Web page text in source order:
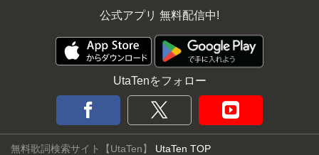
公式アプリ 無料配信中!
UtaTenをフォロー
無料歌詞検索サイト【UtaTen】 UtaTen TOP